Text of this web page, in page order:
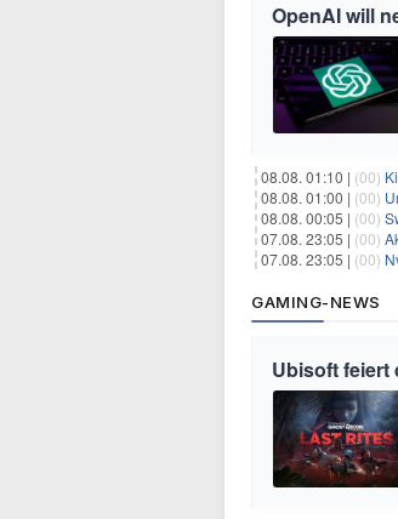
OpenAI will
08.08. 01:10 | (00)
08.08. 01:00 | (00)
08.08. 00:05 | (00)
07.08. 23:05 | (00)
07.08. 23:05 | (00)
GAMING-NEWS
Ubisoft feiert